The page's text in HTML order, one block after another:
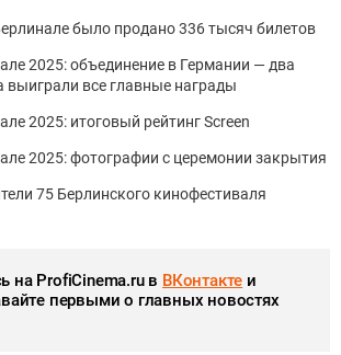
было продано 336 тысяч билетов
2025: объединение в Германии — два
выиграли все главные награды
2025: итоговый рейтинг Screen
2025: фотографии с церемонии закрытия
75 Берлинского кинофестиваля
на ProfiCinema.ru в ВКонтакте и
первыми о главных новостях